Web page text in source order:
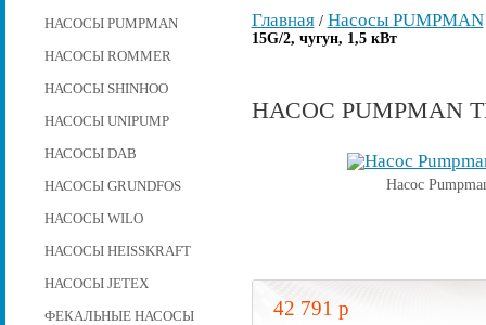
НАСОСЫ PUMPMAN
НАСОСЫ ROMMER
НАСОСЫ SHINHOO
НАСОСЫ UNIPUMP
НАСОСЫ DAB
НАСОСЫ GRUNDFOS
НАСОСЫ WILO
НАСОСЫ HEISSKRAFT
НАСОСЫ JETEX
ФЕКАЛЬНЫЕ НАСОСЫ
Главная/ Насосы PUMPMAN
15G/2, чугун, 1,5 кВт
НАСОС PUMPMAN
Насос
42 791 p